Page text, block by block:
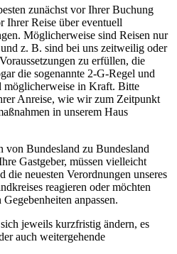
zunächst vor Ihrer Buchung
Ihrer Reise über eventuell
Möglicherweise sind Reisen nur
z. B. sind bei uns zeitweilig oder
zu erfüllen, die
die sogenannte 2-G-Regel und
möglicherweise in Kraft. Bitte
Anreise, wie wir zum Zeitpunkt
in unserem Haus
von Bundesland zu Bundesland
Gastgeber, müssen vielleicht
neuesten Verordnungen unseres
reagieren oder möchten
anpassen.
jeweils kurzfristig ändern, es
auch weitergehende